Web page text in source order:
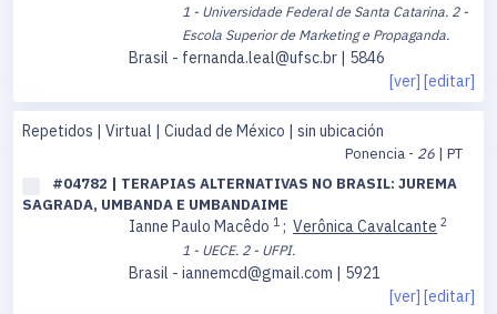
1 - Universidade Federal de Santa Catarina. 2 -
Escola Superior de Marketing e Propaganda.
Brasil - fernanda.leal@ufsc.br | 5846
[ver] [editar]
Repetidos | Virtual | Ciudad de México | sin ubicación
Ponencia - 26 | PT
#04782 | TERAPIAS ALTERNATIVAS NO BRASIL: JUREMA
SAGRADA, UMBANDA E UMBANDAIME
Ianne Paulo Macêdo 1 ; Verônica Cavalcante 2
1 - UECE. 2 - UFPI.
Brasil - iannemcd@gmail.com | 5921
[ver] [editar]